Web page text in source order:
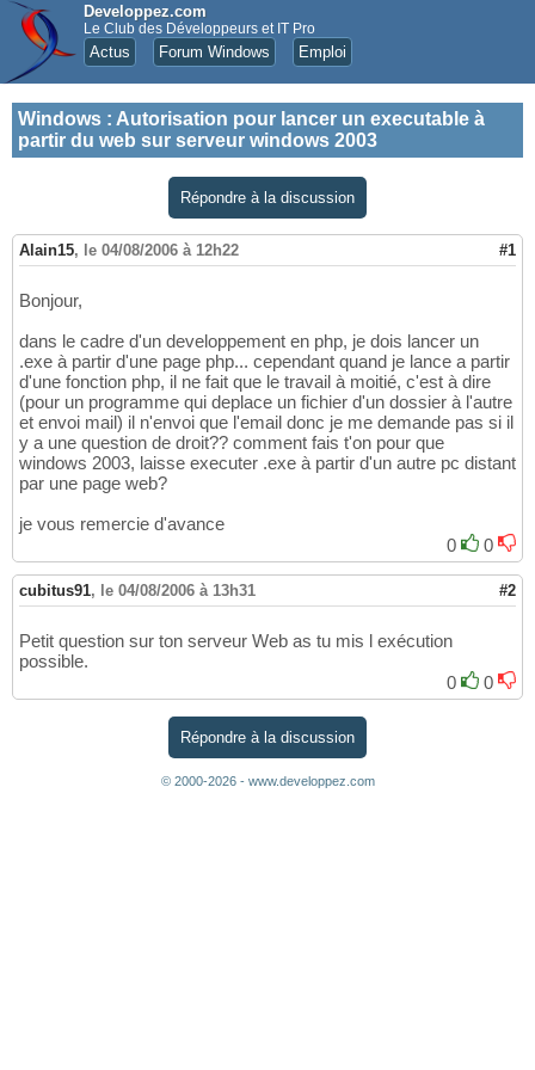
Developpez.com
Le Club des Développeurs et IT Pro
Actus Forum Windows Emploi
Windows : Autorisation pour lancer un executable à
partir du web sur serveur windows 2003
Répondre à la discussion
Alain15, le 04/08/2006 à 12h22 #1
Bonjour,
dans le cadre d'un developpement en php, je dois lancer un
.exe à partir d'une page php... cependant quand je lance a partir
d'une fonction php, il ne fait que le travail à moitié, c'est à dire
(pour un programme qui deplace un fichier d'un dossier à l'autre
et envoi mail) il n'envoi que l'email donc je me demande pas si il
y a une question de droit?? comment fais t'on pour que
windows 2003, laisse executer .exe à partir d'un autre pc distant
par une page web?
je vous remercie d'avance
0
0
cubitus91, le 04/08/2006 à 13h31 #2
Petit question sur ton serveur Web as tu mis l exécution
possible.
0
0
Répondre à la discussion
© 2000-2026 - www.developpez.com